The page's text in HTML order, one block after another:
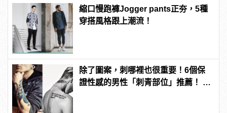
縮口慢跑褲Jogger pants正夯，5種
穿搭風格跟上潮流！
除了圖案，刺哪裡也很重要！6個保
證性感的男性「刺青部位」推薦！ |